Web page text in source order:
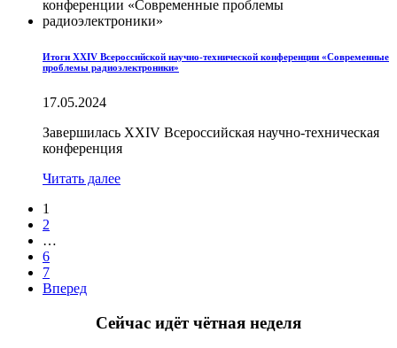
Итоги XXIV Всероссийской научно-технической конференции «Современные
проблемы радиоэлектроники»
17.05.2024
Завершилась XXIV Всероссийская научно-техническая
конференция
Читать далее
1
2
…
6
7
Вперед
Сейчас идёт чётная неделя